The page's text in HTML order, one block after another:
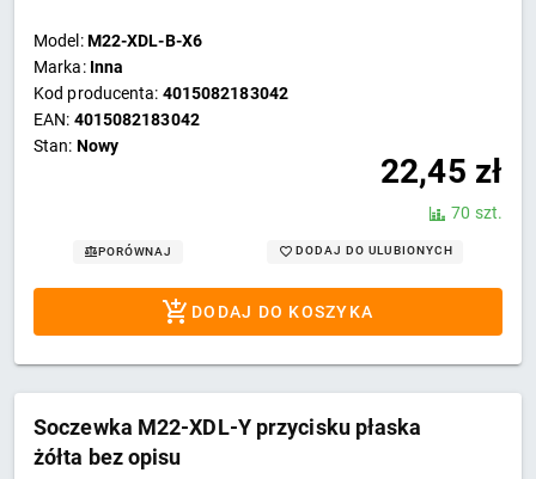
Model:M22-XDL-B-X6
Marka: Inna
Kod producenta: 4015082183042
EAN: 4015082183042
Stan: Nowy
22,45 zł
70 szt.
PORÓWNAJ DODAJ DO ULUBIONYCH
DODAJ DO KOSZYKA
Soczewka M22-XDL-Y przycisku płaska
żółta bez opisu